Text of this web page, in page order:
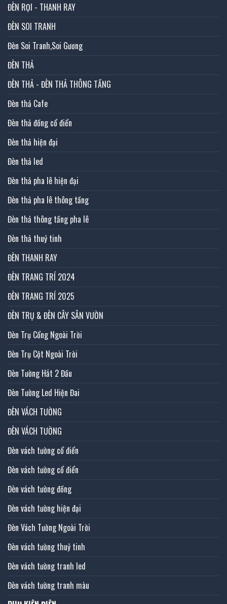
ĐÈN RỌI - THANH RAY
ĐÈN SOI TRANH
Đèn Soi Tranh,Soi Gương
ĐÈN THẢ
ĐÈN THẢ - ĐÈN THẢ THÔNG TẦNG
Đèn thả Cafe
Đèn thả đồng cổ điển
Đèn thả hiện đại
Đèn thả led
Đèn thả pha lê hiện đại
Đèn thả pha lê thông tầng
Đèn thả thông tầng pha lê
Đèn thả thuỷ tinh
ĐÈN THANH RAY
ĐÈN TRANG TRÍ 2024
ĐÈN TRANG TRÍ 2025
ĐÈN TRỤ & ĐÈN CÂY SÂN VƯỜN
Đèn Trụ Cổng Ngoài Trời
Đèn Trụ Cột Ngoài Trời
Đèn Tường Hắt 2 Đầu
Đèn Tường Led Hiện Đai
ĐÈN VÁCH TƯỜNG
ĐÈN VÁCH TƯỜNG
Đèn vách tường cổ điển
Đèn vách tường cổ điển
Đèn vách tường đồng
Đèn vách tường hiện đại
Đèn Vách Tường Ngoài Trời
Đèn vách tường thuỷ tinh
Đèn vách tường tranh led
Đèn vách tường tranh màu